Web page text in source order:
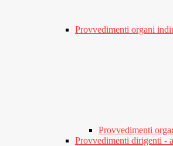
Provvedimenti organi
Provvedimenti
Provvedimenti dirigenti -